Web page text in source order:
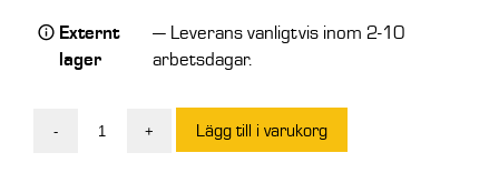
Externt
lager
— Leverans vanligtvis inom 2-10
arbetsdagar.
-
Intermercato
+ Lägg till i varukorg